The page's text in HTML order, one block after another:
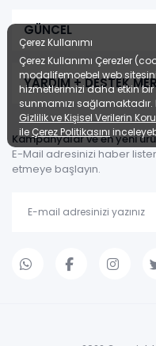
GÜNCEL
YARDIM + DESTEK
Kampanyalar ve en yeni
E-Mail adresinizi haber
etmeye başlayın.
Çerez Kullanımı
Çerez Kullanımı Çerezler
modalifemoebel web
hizmetlerimizi daha etkin bir
sunmamızı sağlamaktadır.
Gizlilik ve Kişisel Verilerin
ile Çerez Politikasını